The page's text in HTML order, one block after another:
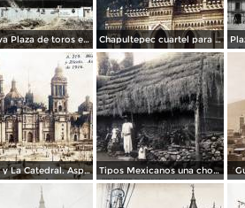
La nueva Plaza de toros en construccion por el Fotógrafo Félix Miret. Chapultepec cuartel para la guardia presidencial por el Fotógrafo Felix Miret ( Circulada el 28 de Agosto de 1913 ).
Zocalo y La Catedral. Aspecto ( En Febrero de 1916 ). Tipos Mexicanos una choza de indigenas de Xochimilco por el Fotógrafo Félix Miret.